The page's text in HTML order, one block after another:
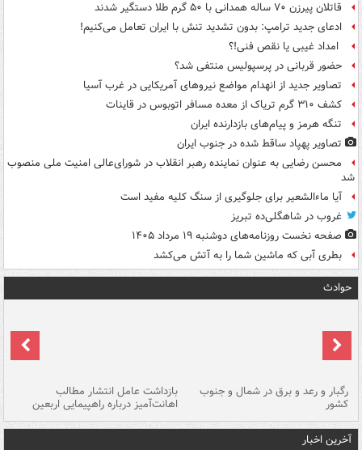
قاتلان پیرزن ۷۰ ساله همدانی با ۵۰ گرم طلا دستگیر شدند
ادعای جدید ترامپ: بدون تشدید تنش با ایران تعامل می‌کنیم!
امداد غیبی یا نقص فنی!؟
حضور قربانی در پرسپولیس منتفی شد؟
تصاویر جدید از انهدام مواضع نیروهای آمریکایی در غرب آسیا
کشف ۳۱۰ گرم تریاک از معده مسافر اتوبوس در قاینات
تنگه هرمز و پیام‌های بازدارنده ایران
تصاویر پهپاد ساقط شده در جنوب ایران
محسن رضایی به عنوان نماینده رهبر انقلاب در شورای‌عالی امنیت ملی منصوب
شد
آیا ماءالشعیر برای جلوگیری از سنگ کلیه مفید است
غروب در شاهگلی‌ده تبریز
صفحه نخست روزنامه‌های دوشنبه ۱۹ مرداد ۱۴۰۵
بطری آبی که ماشین شما را به آتش می‌کشد
حوادث
رگبار و رعد و برق در شمال و جنوب
کشور
بازداشت عامل انتشار مطالب
اهانت‌آمیز درباره راهپیمایی اربعین
آخرین اخبار